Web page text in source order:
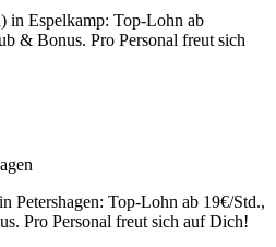
in Espelkamp: Top-Lohn ab
& Bonus. Pro Personal freut sich
Petershagen: Top-Lohn ab 19€/Std.,
Pro Personal freut sich auf Dich!